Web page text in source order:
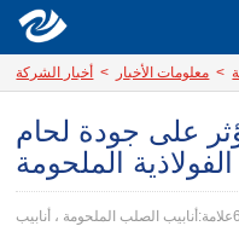
> معلومات الأخبار > أخبار الشركة
على جودة لحام
الفولاذية الملحومة
علامة:أنابيب الصلب الملحومة ، أنابيب